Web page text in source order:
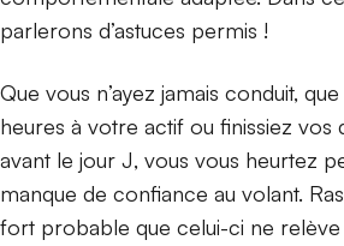
parlerons d’astuces permis !
Que vous n’ayez jamais conduit,
heures à votre actif ou finissiez vos
avant le jour J, vous vous heurtez
manque de confiance au volant.
fort probable que celui-ci ne relève